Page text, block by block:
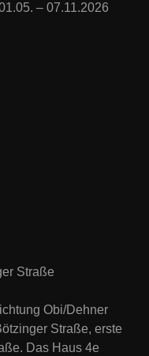
– 07.11.2026
Straße
Obi/Dehner
Straße, erste
Das Haus 4e